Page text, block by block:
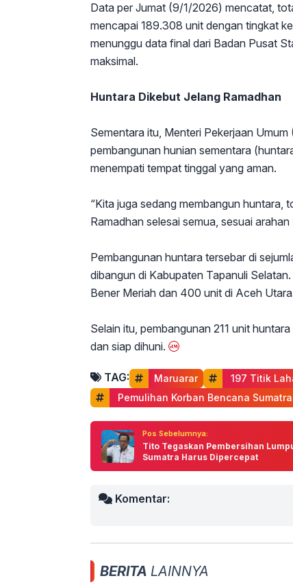
Data per Jumat (9/1/2026) mencatat,
mencapai 189.308 unit dengan tingkat
menunggu data final dari Badan Pusat
maksimal.
Huntara Dikebut Jelang Ramadhan
Sementara itu, Menteri Pekerjaan
pembangunan hunian sementara
menempati tempat tinggal yang aman.
“Kita juga sedang membangun huntara,
Ramadhan selesai semua, sesuai arahan
Pembangunan huntara tersebar di
dibangun di Kabupaten Tapanuli
Bener Meriah dan 400 unit di Aceh
Selain itu, pembangunan 211 unit
dan siap dihuni.
TAG: Maruarar
197 Titik
Pemulihan Korban Bencana
Pos Sebelumnya:
Tito Tegaskan Pembersihan
Sumatra Harus Dipercepat
Komentar:
BERITA LAINNYA